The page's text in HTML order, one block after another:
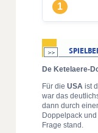
1
De Ketelaere-
Für die USA ist
war das
dann durch
Doppelpack
Frage stand.